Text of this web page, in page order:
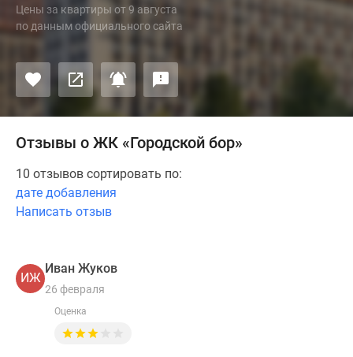
Цены за квартиры от9 августа
по данным официального сайта
Отзывы о ЖК «Городской бор»
10 отзывов сортировать по:
дате добавления
Написать отзыв
ИЖ
Иван Жуков
26 февраля
Оценка